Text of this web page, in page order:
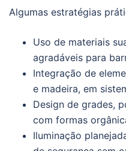
Algumas estratégias
Uso de materiais
agradáveis para
Integração de
e madeira, em
Design de grades,
com formas
Iluminação